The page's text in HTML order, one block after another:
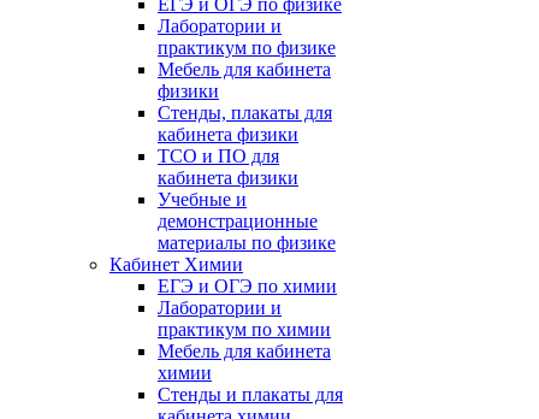
ЕГЭ и ОГЭ по физике
Лаборатории и
практикум по физике
Мебель для кабинета
физики
Стенды, плакаты для
кабинета физики
ТСО и ПО для
кабинета физики
Учебные и
демонстрационные
материалы по физике
Кабинет Химии
ЕГЭ и ОГЭ по химии
Лаборатории и
практикум по химии
Мебель для кабинета
химии
Стенды и плакаты для